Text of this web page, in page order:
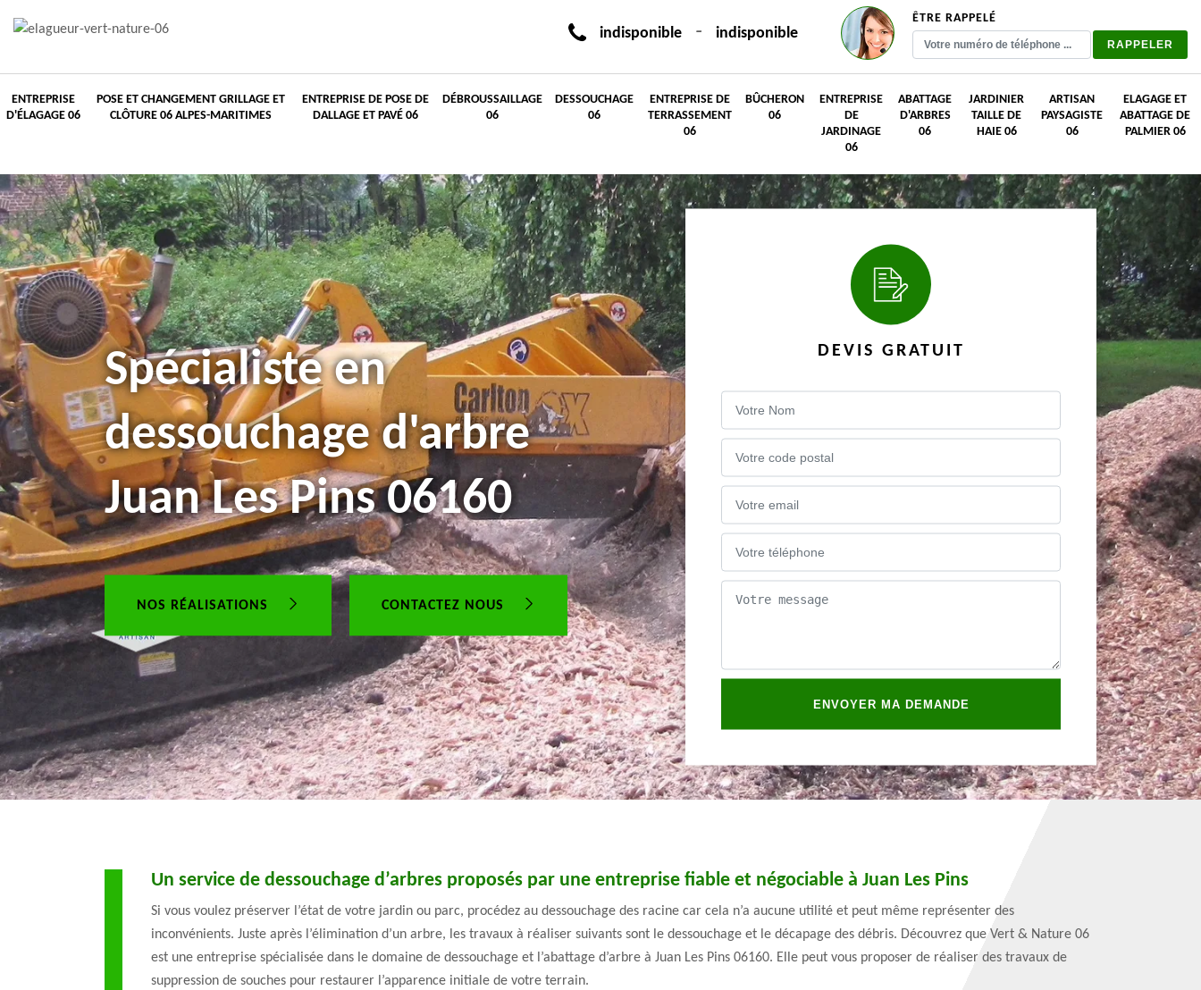
indisponible - indisponible
ÊTRE RAPPELÉ
ENTREPRISE
D'ÉLAGAGE 06
POSE ET CHANGEMENT GRILLAGE ET
CLÔTURE 06 ALPES-MARITIMES
ENTREPRISE DE POSE DE
DALLAGE ET PAVÉ 06
DÉBROUSSAILLAGE
06
DESSOUCHAGE
06
ENTREPRISE DE
TERRASSEMENT
06
BÛCHERON
06
ENTREPRISE
DE
JARDINAGE
06
ABATTAGE
D'ARBRES
06
JARDINIER
TAILLE DE
HAIE 06
ARTISAN
PAYSAGISTE
06
ELAGAGE ET
ABATTAGE DE
PALMIER 06
Spécialiste en
dessouchage d'arbre
Juan Les Pins 06160
NOS RÉALISATIONS CONTACTEZ NOUS
DEVIS GRATUIT
Un service de dessouchage d’arbres proposés par une entreprise fiable et négociable à Juan Les Pins
Si vous voulez préserver l’état de votre jardin ou parc, procédez au dessouchage des racine car cela n’a aucune utilité et peut même représenter des
inconvénients. Juste après l’élimination d’un arbre, les travaux à réaliser suivants sont le dessouchage et le décapage des débris. Découvrez que Vert & Nature 06
est une entreprise spécialisée dans le domaine de dessouchage et l’abattage d’arbre à Juan Les Pins 06160. Elle peut vous proposer de réaliser des travaux de
suppression de souches pour restaurer l’apparence initiale de votre terrain.